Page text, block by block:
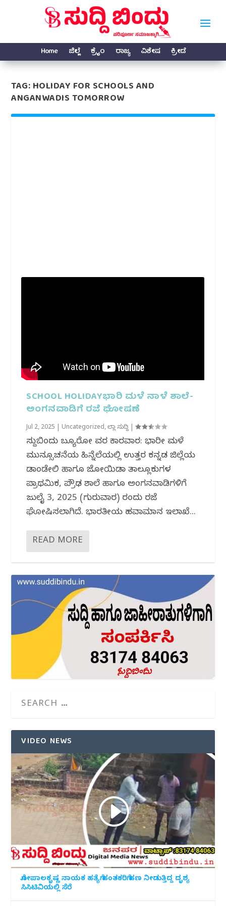
Home ಜಿಲ್ಲೆ ಕ್ರೈಂ ರಾಜ್ಯ ವಿಶೇಷ ಕ್ರೀಡೆ
TAG:HOLIDAY FOR SCHOOLS AND
ANGANWADIS TOMORROW
SCHOOL HOLIDAYಭಾರಿ ಮಳೆ ನಾಳೆ ಶಾಲೆ-
ಅಂಗನವಾಡಿಗೆ ರಜೆ ಘೋಷಣೆ
Jul 2, 2025 Uncategorized,ಜಿಲ್ಲಾ ಸುದ್ದಿ |
ಸುದ್ದಿಬಿಂದು ಬ್ಯೂರೋ ವರದಿ ಕಾರವಾರ: ಭಾರೀ ಮಳೆ
ಮುನ್ಸೂಚನೆಯ ಹಿನ್ನೆಲೆಯಲ್ಲಿ ಉತ್ತರ ಕನ್ನಡ ಜಿಲ್ಲೆಯ
ಡಾಂಡೇಲಿ ಹಾಗೂ ಜೋಯಿಡಾ ತಾಲ್ಲೂಕುಗಳ
ಪ್ರಾಥಮಿಕ, ಪ್ರೌಢ ಶಾಲೆ ಹಾಗೂ ಅಂಗನವಾಡಿಗಳಿಗೆ
ಜುಲೈ 3, 2025 (ಗುರುವಾರ) ರಂದು ರಜೆ
ಘೋಷಿಸಲಾಗಿದೆ. ಭಾರತೀಯ ಹವಾಮಾನ ಇಲಾಖೆ...
READ MORE
VIDEO NEWS
ಗೋಪಾಲಕೃಷ್ಣ ನಾಯಕ ಹತ್ಯೆಗೆ ಹಂತಕರಿಗೆ ಹಣ ನೀಡುತ್ತಿದ್ದ ದೃಶ್ಯ
ಸಿಸಿಟಿವಿಯಲ್ಲಿ ಸೆರೆ